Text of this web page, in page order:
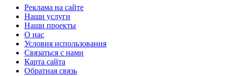
Реклама на сайте
Наши услуги
Наши проекты
О нас
Условия использования
Связаться с нами
Карта сайта
Обратная связь